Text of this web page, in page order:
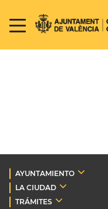
AYUNTAMIENTO
LA CIUDAD
TRÁMITES